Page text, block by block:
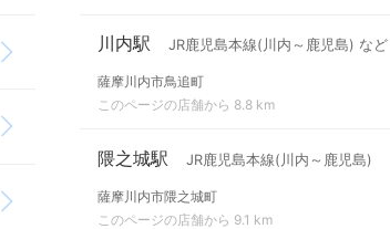
川内駅 JR鹿児島本線(川内～鹿児島) など
薩摩川内市鳥追町
このページの店舗から 8.8 km
隈之城駅 JR鹿児島本線(川内～鹿児島)
薩摩川内市隈之城町
このページの店舗から 9.1 km